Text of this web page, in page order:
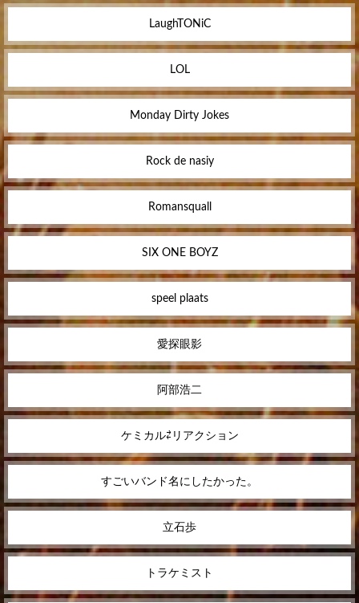
LaughTONiC
LOL
Monday Dirty Jokes
Rock de nasiy
Romansquall
SIX ONE BOYZ
speel plaats
愛探眼影
阿部浩二
ケミカル⇄リアクション
すごいバンド名にしたかった。
立石歩
トラケミスト